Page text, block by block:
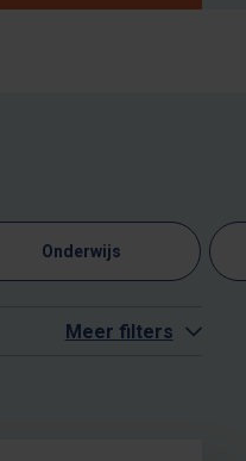
Onderwijs
Meer filters